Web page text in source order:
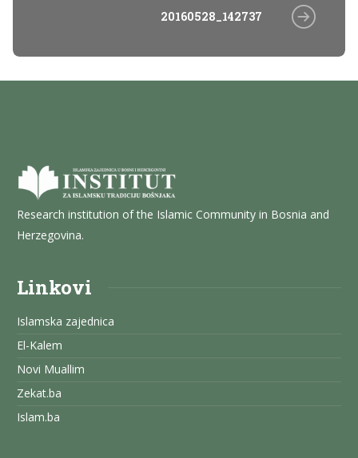
20160528_142737
Research institution of the Islamic Community in Bosnia and
Herzegovina.
Linkovi
Islamska zajednica
El-Kalem
Novi Muallim
Zekat.ba
Islam.ba